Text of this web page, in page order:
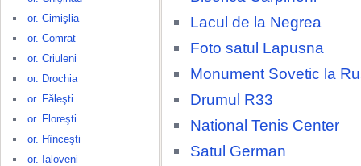
or. Cimişlia
or. Comrat
or. Criuleni
or. Drochia
or. Făleşti
or. Floreşti
or. Hînceşti
or. Ialoveni
Lacul de la Negrea
Foto satul Lapusna
Monument Sovetic la
Drumul R33
National Tenis Center
Satul German